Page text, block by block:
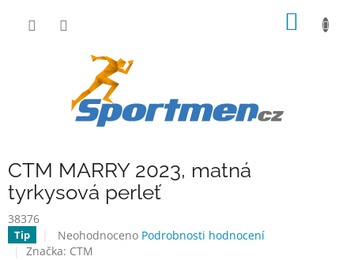
CTM MARRY 2023, matná
tyrkysová perleť
38376
Tip
Průměrné
hodnocení
Neohodnoceno Podrobnosti hodnocení
Značka: CTM